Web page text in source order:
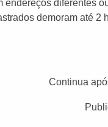
endereços diferentes
demoram até 2
Continua